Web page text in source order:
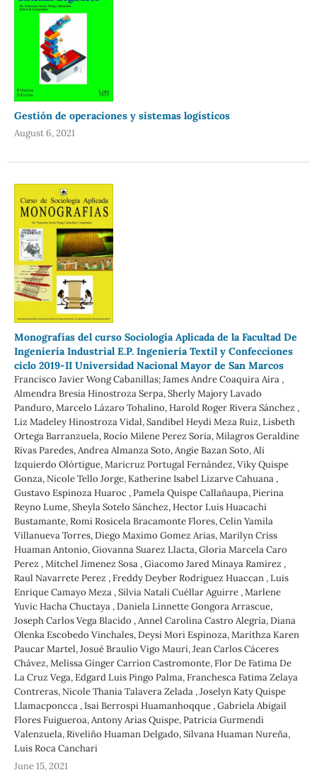
Gestión de operaciones y sistemas logísticos
August 6, 2021
Monografías del curso Sociología Aplicada de la Facultad De
Ingeniería Industrial E.P. Ingeniería Textil y Confecciones
ciclo 2019-II Universidad Nacional Mayor de San Marcos
Francisco Javier Wong Cabanillas; James Andre Coaquira Aira ,
Almendra Bresia Hinostroza Serpa, Sherly Majory Lavado
Panduro, Marcelo Lázaro Tohalino, Harold Roger Rivera Sánchez ,
Liz Madeley Hinostroza Vidal, Sandibel Heydi Meza Ruiz, Lisbeth
Ortega Barranzuela, Rocío Milene Perez Soria, Milagros Geraldine
Rivas Paredes, Andrea Almanza Soto, Angie Bazan Soto, Ali
Izquierdo Olórtigue, Maricruz Portugal Fernández, Viky Quispe
Gonza, Nicole Tello Jorge, Katherine Isabel Lizarve Cahuana ,
Gustavo Espinoza Huaroc , Pamela Quispe Callañaupa, Pierina
Reyno Lume, Sheyla Sotelo Sánchez, Hector Luis Huacachi
Bustamante, Romi Rosicela Bracamonte Flores, Celin Yamila
Villanueva Torres, Diego Maximo Gomez Arias, Marilyn Criss
Huaman Antonio, Giovanna Suarez Llacta, Gloria Marcela Caro
Perez , Mitchel Jimenez Sosa , Giacomo Jared Minaya Ramirez ,
Raul Navarrete Perez , Freddy Deyber Rodriguez Huaccan , Luis
Enrique Camayo Meza , Silvia Natali Cuéllar Aguirre , Marlene
Yuvic Hacha Chuctaya , Daniela Linnette Gongora Arrascue,
Joseph Carlos Vega Blacido , Annel Carolina Castro Alegría, Diana
Olenka Escobedo Vinchales, Deysi Mori Espinoza, Marithza Karen
Paucar Martel, Josué Braulio Vigo Mauri, Jean Carlos Cáceres
Chávez, Melissa Ginger Carrion Castromonte, Flor De Fatima De
La Cruz Vega, Edgard Luis Pingo Palma, Franchesca Fatima Zelaya
Contreras, Nicole Thania Talavera Zelada , Joselyn Katy Quispe
Llamacponcca , Isai Berrospi Huamanhoqque , Gabriela Abigail
Flores Fuigueroa, Antony Arias Quispe, Patricia Gurmendi
Valenzuela, Riveliño Huaman Delgado, Silvana Huaman Nureña,
Luis Roca Canchari
June 15, 2021